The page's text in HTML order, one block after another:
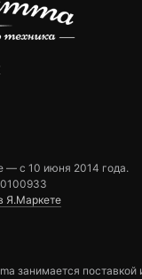
— c 10 июня 2014 года.
Я.Маркете
занимается поставкой